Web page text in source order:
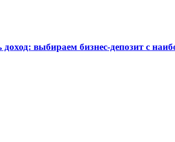
выбираем бизнес-депозит с